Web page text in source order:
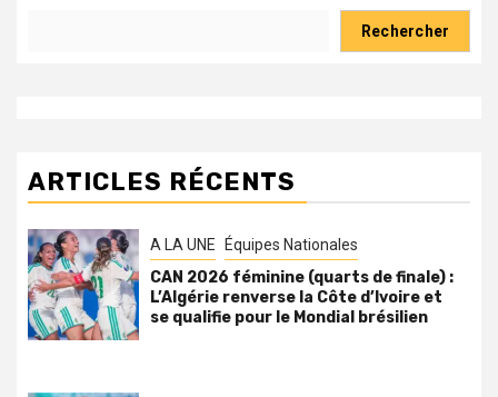
Rechercher
ARTICLES RÉCENTS
A LA UNE Équipes Nationales
CAN 2026 féminine (quarts de finale) :
L’Algérie renverse la Côte d’Ivoire et
se qualifie pour le Mondial brésilien